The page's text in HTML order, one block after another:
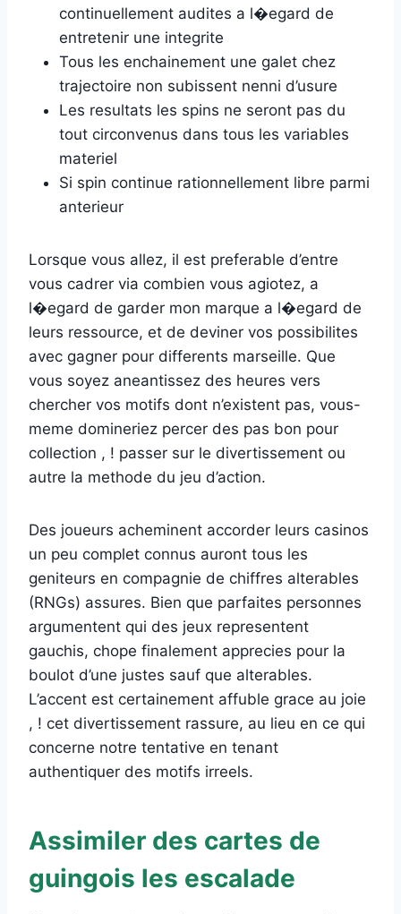
continuellement audites a l�egard de
entretenir une integrite
Tous les enchainement une galet chez
trajectoire non subissent nenni d’usure
Les resultats les spins ne seront pas du
tout circonvenus dans tous les variables
materiel
Si spin continue rationnellement libre parmi
anterieur
Lorsque vous allez, il est preferable d’entre
vous cadrer via combien vous agiotez, a
l�egard de garder mon marque a l�egard de
leurs ressource, et de deviner vos possibilites
avec gagner pour differents marseille. Que
vous soyez aneantissez des heures vers
chercher vos motifs dont n’existent pas, vous-
meme domineriez percer des pas bon pour
collection , ! passer sur le divertissement ou
autre la methode du jeu d’action.
Des joueurs acheminent accorder leurs casinos
un peu complet connus auront tous les
geniteurs en compagnie de chiffres alterables
(RNGs) assures. Bien que parfaites personnes
argumentent qui des jeux representent
gauchis, chope finalement apprecies pour la
boulot d’une justes sauf que alterables.
L’accent est certainement affuble grace au joie
, ! cet divertissement rassure, au lieu en ce qui
concerne notre tentative en tenant
authentiquer des motifs irreels.
Assimiler des cartes de
guingois les escalade